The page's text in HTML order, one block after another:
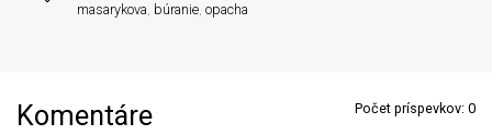
masarykova, búranie, opacha
Komentáre Počet príspevkov: 0